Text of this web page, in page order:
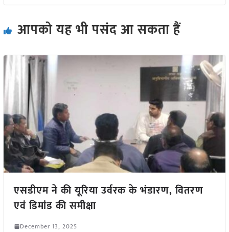
आपको यह भी पसंद आ सकता हैं
एसडीएम ने की यूरिया उर्वरक के भंडारण, वितरण
एवं डिमांड की समीक्षा
December 13, 2025